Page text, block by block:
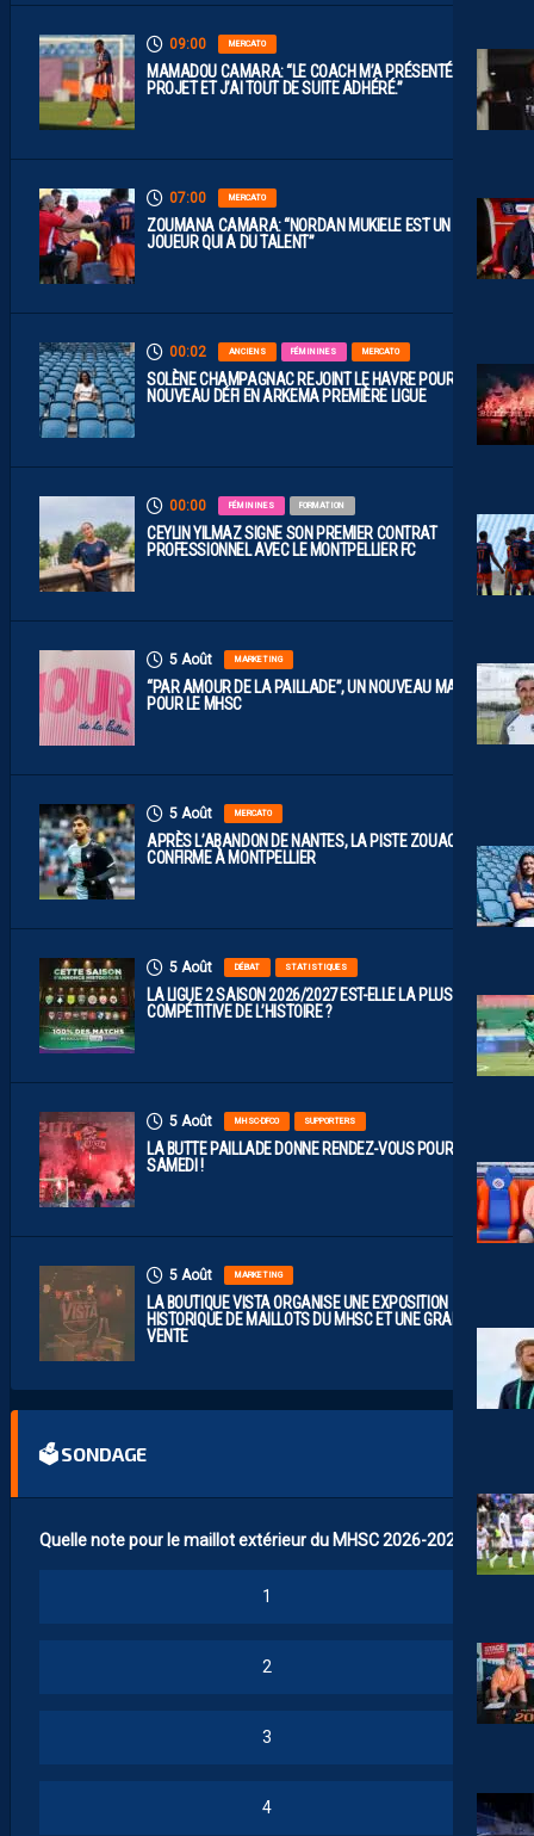
09:00 MERCATO
MAMADOU CAMARA: “LE COACH M’A PRÉSENTÉ LE
PROJET ET J’AI TOUT DE SUITE ADHÉRÉ.”
07:00 MERCATO
ZOUMANA CAMARA: “NORDAN MUKIELE EST UN
JOUEUR QUI A DU TALENT”
00:02 ANCIENS FÉMININES MERCATO
SOLÈNE CHAMPAGNAC REJOINT LE HAVRE POUR UN
NOUVEAU DÉFI EN ARKEMA PREMIÈRE LIGUE
00:00 FÉMININES FORMATION
CEYLIN YILMAZ SIGNE SON PREMIER CONTRAT
PROFESSIONNEL AVEC LE MONTPELLIER FC
5 Août MARKETING
“PAR AMOUR DE LA PAILLADE”, UN NOUVEAU MAILLOT
POUR LE MHSC
5 Août MERCATO
APRÈS L’ABANDON DE NANTES, LA PISTE ZOUAOUI SE
CONFIRME À MONTPELLIER
5 Août DÉBAT STATISTIQUES
LA LIGUE 2 SAISON 2026/2027 EST-ELLE LA PLUS
COMPÉTITIVE DE L’HISTOIRE ?
5 Août MHSC-DFCO SUPPORTERS
LA BUTTE PAILLADE DONNE RENDEZ-VOUS POUR
SAMEDI !
5 Août MARKETING
LA BOUTIQUE VISTA ORGANISE UNE EXPOSITION
HISTORIQUE DE MAILLOTS DU MHSC ET UNE GRANDE
VENTE
🗳 SONDAGE
Quelle note pour le maillot extérieur du MHSC 2026-2027 ?
1
2
3
4